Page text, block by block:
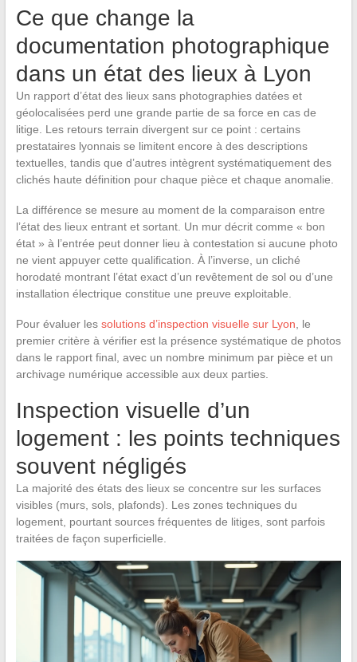
Ce que change la
documentation photographique
dans un état des lieux à Lyon
Un rapport d’état des lieux sans photographies datées et
géolocalisées perd une grande partie de sa force en cas de
litige. Les retours terrain divergent sur ce point : certains
prestataires lyonnais se limitent encore à des descriptions
textuelles, tandis que d’autres intègrent systématiquement des
clichés haute définition pour chaque pièce et chaque anomalie.
La différence se mesure au moment de la comparaison entre
l’état des lieux entrant et sortant. Un mur décrit comme « bon
état » à l’entrée peut donner lieu à contestation si aucune photo
ne vient appuyer cette qualification. À l’inverse, un cliché
horodaté montrant l’état exact d’un revêtement de sol ou d’une
installation électrique constitue une preuve exploitable.
Pour évaluer les solutions d’inspection visuelle sur Lyon , le
premier critère à vérifier est la présence systématique de photos
dans le rapport final, avec un nombre minimum par pièce et un
archivage numérique accessible aux deux parties.
Inspection visuelle d’un
logement : les points techniques
souvent négligés
La majorité des états des lieux se concentre sur les surfaces
visibles (murs, sols, plafonds). Les zones techniques du
logement, pourtant sources fréquentes de litiges, sont parfois
traitées de façon superficielle.